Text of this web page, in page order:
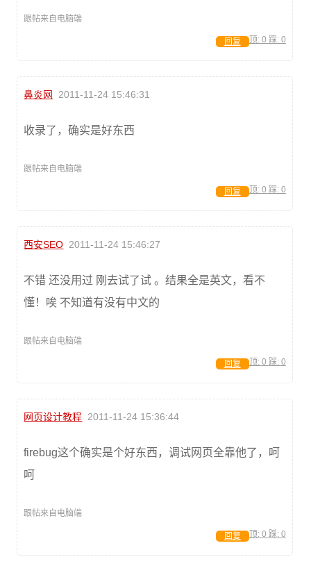
跟帖来自电脑端
顶: 0 踩: 0
回复
鼻炎网 2011-11-24 15:46:31
收录了，确实是好东西
跟帖来自电脑端
顶: 0 踩: 0
回复
西安SEO 2011-11-24 15:46:27
不错 还没用过 刚去试了试 。结果全是英文，看不
懂！唉 不知道有没有中文的
跟帖来自电脑端
顶: 0 踩: 0
回复
网页设计教程 2011-11-24 15:36:44
firebug这个确实是个好东西，调试网页全靠他了，呵
呵
跟帖来自电脑端
顶: 0 踩: 0
回复